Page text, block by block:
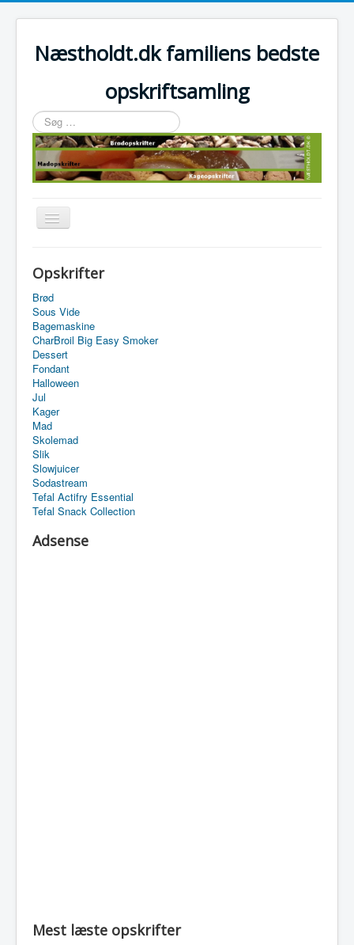
Næstholdt.dk familiens bedste
opskriftsamling
Søg
…
Skift
navigation
Tefal Actifry Essential
Opskrifter
Brød
Sous Vide
Bagemaskine
CharBroil Big Easy Smoker
Dessert
Fondant
Halloween
Jul
Kager
Mad
Skolemad
Slik
Slowjuicer
Sodastream
Tefal Actifry Essential
Tefal Snack Collection
Adsense
Mest læste opskrifter